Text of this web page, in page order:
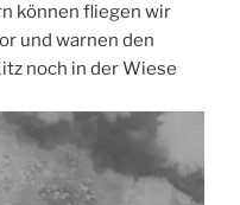
können fliegen wir
und warnen den
noch in der Wiese